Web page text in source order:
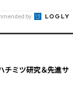
by
チミツ研究＆先進サ